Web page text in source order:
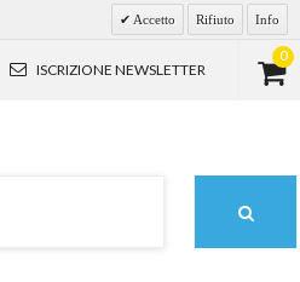
Accetto Rifiuto Info
0
ISCRIZIONE NEWSLETTER